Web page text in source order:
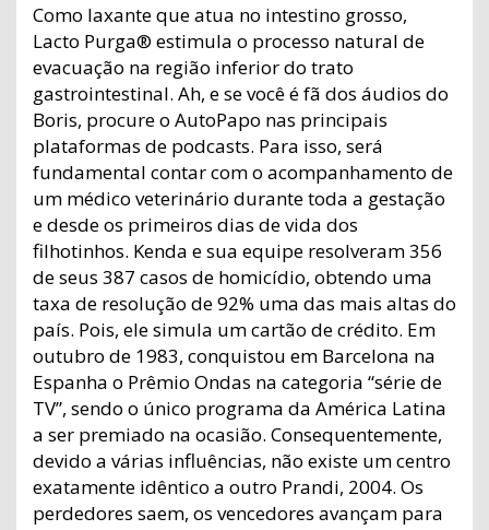
Como laxante que atua no intestino grosso,
Lacto Purga® estimula o processo natural de
evacuação na região inferior do trato
gastrointestinal. Ah, e se você é fã dos áudios do
Boris, procure o AutoPapo nas principais
plataformas de podcasts. Para isso, será
fundamental contar com o acompanhamento de
um médico veterinário durante toda a gestação
e desde os primeiros dias de vida dos
filhotinhos. Kenda e sua equipe resolveram 356
de seus 387 casos de homicídio, obtendo uma
taxa de resolução de 92% uma das mais altas do
país. Pois, ele simula um cartão de crédito. Em
outubro de 1983, conquistou em Barcelona na
Espanha o Prêmio Ondas na categoria “série de
TV”, sendo o único programa da América Latina
a ser premiado na ocasião. Consequentemente,
devido a várias influências, não existe um centro
exatamente idêntico a outro Prandi, 2004. Os
perdedores saem, os vencedores avançam para